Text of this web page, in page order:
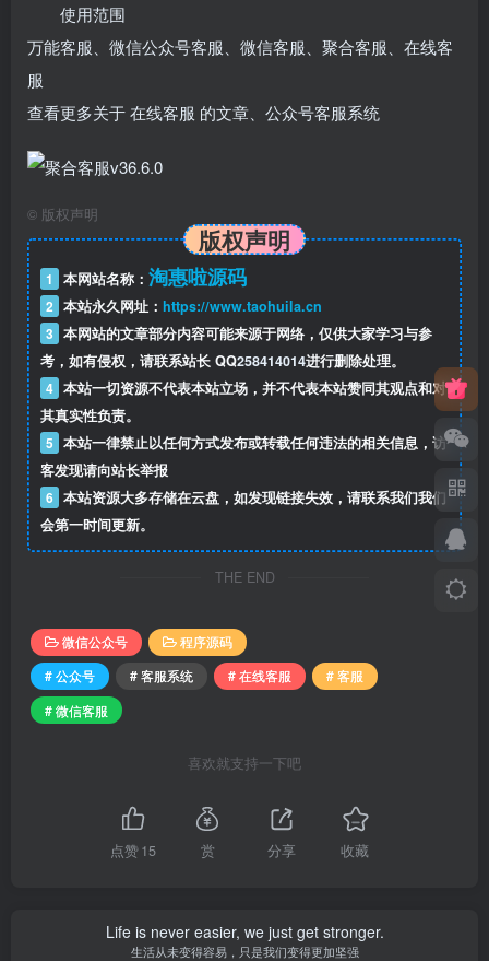
使用范围
万能客服、微信公众号客服、微信客服、聚合客服、在线客
服
查看更多关于 在线客服 的文章、公众号客服系统
© 版权声明
版权声明
1 本网站名称： 淘惠啦源码
2 本站永久网址： https://www.taohuila.cn
3 本网站的文章部分内容可能来源于网络，仅供大家学习与参
考，如有侵权，请联系站长 QQ258414014进行删除处理。
4 本站一切资源不代表本站立场，并不代表本站赞同其观点和对
其真实性负责。
5 本站一律禁止以任何方式发布或转载任何违法的相关信息，访
客发现请向站长举报
6 本站资源大多存储在云盘，如发现链接失效，请联系我们我们
会第一时间更新。
THE END
微信公众号
程序源码
# 公众号
# 客服系统 # 在线客服
# 客服
# 微信客服
喜欢就支持一下吧
点赞15 赏 分享 收藏
Life is never easier, we just get stronger.
生活从未变得容易，只是我们变得更加坚强